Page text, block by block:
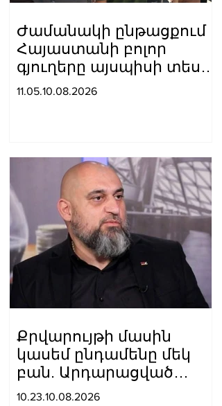
Ժամանակի ընթացքում
Հայաստանի բոլոր
գյուղերը այսպիսի տեսք
կստանան. Նարեկ
11.05.10.08.2026
Քրվարույթի մասին
կասեմ ընդամենը մեկ
բան. Արդարացված
Կարապետ Պողոսյան
10.23.10.08.2026